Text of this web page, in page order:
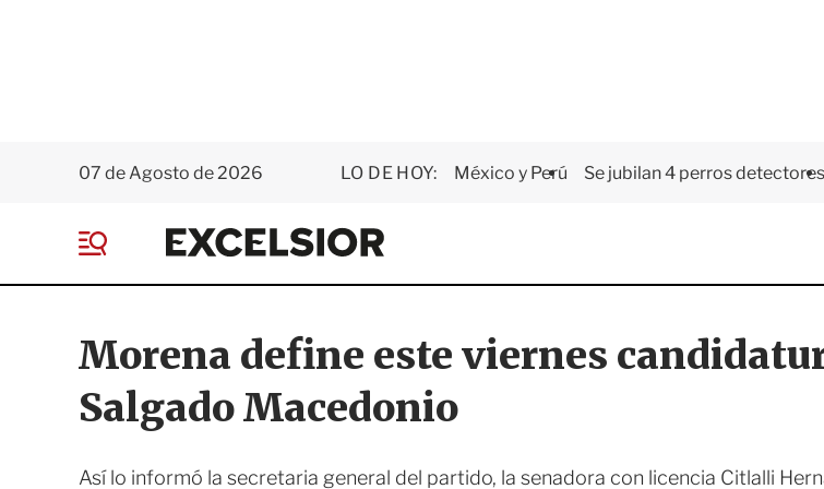
07 de Agosto de 2026 LO DE HOY: México y Perú Se jubilan 4 perros detectores
E
x
e
i
o
r
e
Morena define este viernes
Salgado Macedonio
Así lo informó la secretaria general del partido, la senadora con licencia Citlalli